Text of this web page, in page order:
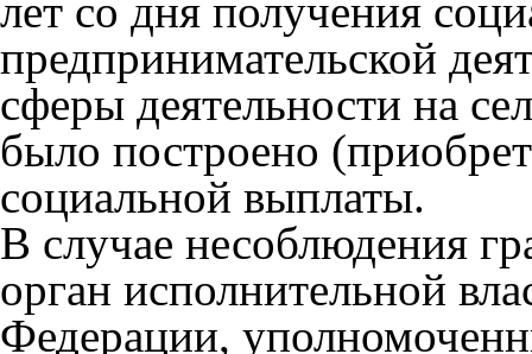
лет со дня получения
предпринимательской
сферы деятельности на
было построено
социальной выплаты.
В случае несоблюдения
орган исполнительной
Федерации,